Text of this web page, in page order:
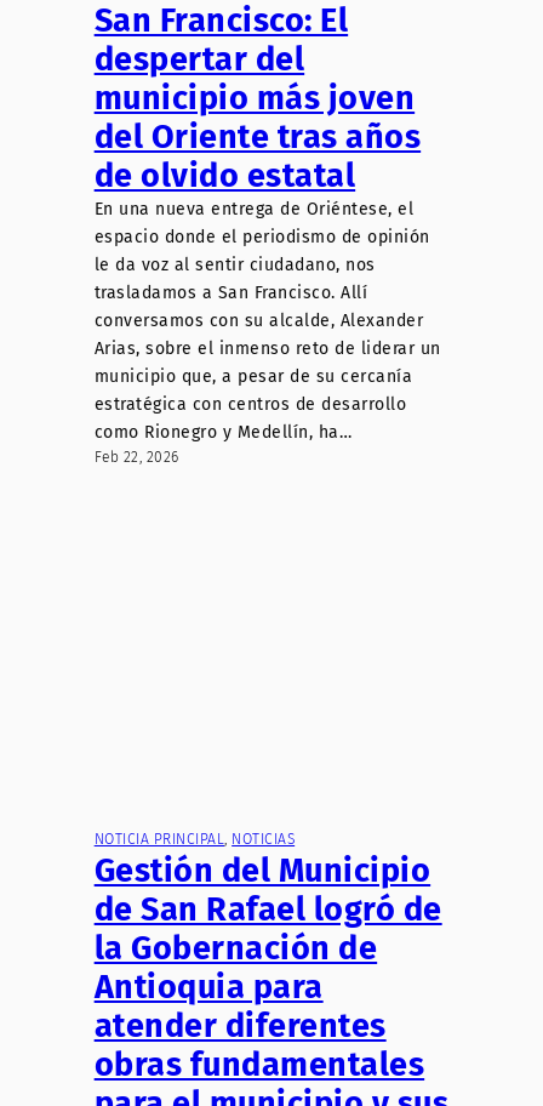
San Francisco: El
despertar del
municipio más joven
del Oriente tras años
de olvido estatal
En una nueva entrega de Oriéntese, el
espacio donde el periodismo de opinión
le da voz al sentir ciudadano, nos
trasladamos a San Francisco. Allí
conversamos con su alcalde, Alexander
Arias, sobre el inmenso reto de liderar un
municipio que, a pesar de su cercanía
estratégica con centros de desarrollo
como Rionegro y Medellín, ha…
Feb 22, 2026
NOTICIA PRINCIPAL, NOTICIAS
Gestión del Municipio
de San Rafael logró de
la Gobernación de
Antioquia para
atender diferentes
obras fundamentales